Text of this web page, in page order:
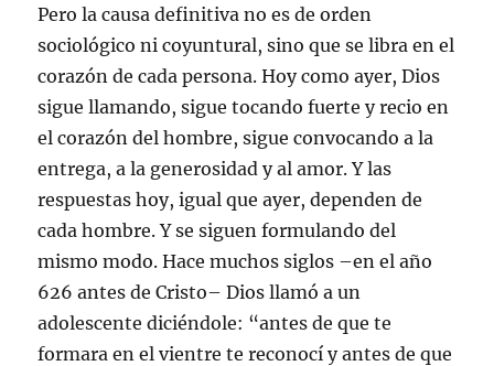
Pero la causa definitiva no es de orden
sociológico ni coyuntural, sino que se libra en el
corazón de cada persona. Hoy como ayer, Dios
sigue llamando, sigue tocando fuerte y recio en
el corazón del hombre, sigue convocando a la
entrega, a la generosidad y al amor. Y las
respuestas hoy, igual que ayer, dependen de
cada hombre. Y se siguen formulando del
mismo modo. Hace muchos siglos –en el año
626 antes de Cristo– Dios llamó a un
adolescente diciéndole: “antes de que te
formara en el vientre te reconocí y antes de que